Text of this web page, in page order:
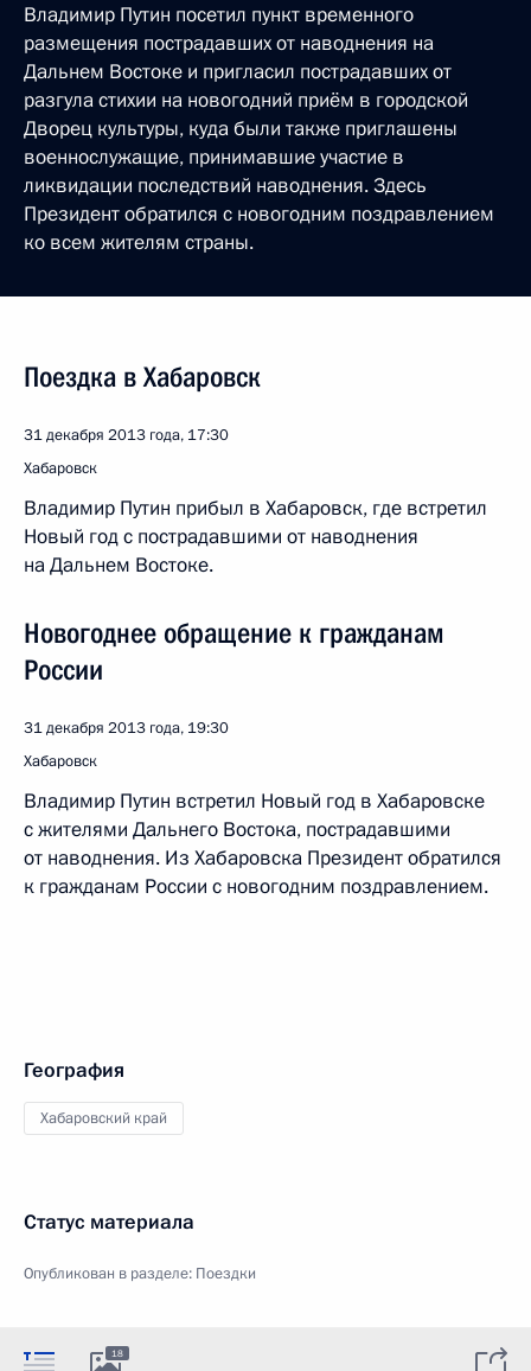
Владимир Путин посетил пункт временного
размещения пострадавших от наводнения на
Дальнем Востоке и пригласил пострадавших от
разгула стихии на новогодний приём в городской
Дворец культуры, куда были также приглашены
военнослужащие, принимавшие участие в
ликвидации последствий наводнения. Здесь
Президент обратился с новогодним поздравлением
ко всем жителям страны.
Поездка в Хабаровск
31 декабря 2013 года, 17:30
Хабаровск
Владимир Путин прибыл в Хабаровск, где встретил
Новый год с пострадавшими от наводнения
на Дальнем Востоке.
Новогоднее обращение к гражданам
России
31 декабря 2013 года, 19:30
Хабаровск
Владимир Путин встретил Новый год в Хабаровске
с жителями Дальнего Востока, пострадавшими
от наводнения. Из Хабаровска Президент обратился
к гражданам России с новогодним поздравлением.
География
Хабаровский край
Статус материала
Опубликован в разделе: Поездки
18